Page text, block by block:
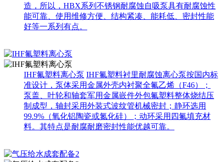
造，所以，HBX系列不锈钢耐腐蚀自吸泵具有耐腐蚀性
能可靠、使用维修方便、结构紧凑、能耗低、密封性能
好等一系列有点。
IHF氟塑料离心泵 IHF氟塑料衬里耐腐蚀离心泵按国内标
准设计，泵体采用金属外壳内衬聚全氟乙烯（F46）；
泵盖、叶轮和轴套军用金属嵌件外包氟塑料整体烧结压
制成型，轴封采用外装式波纹管机械密封；静环选用
99.9%（氧化铝陶瓷或氮化硅）；动环采用四氟填充材
料。其特点是耐腐耐磨密封性能优越可靠。